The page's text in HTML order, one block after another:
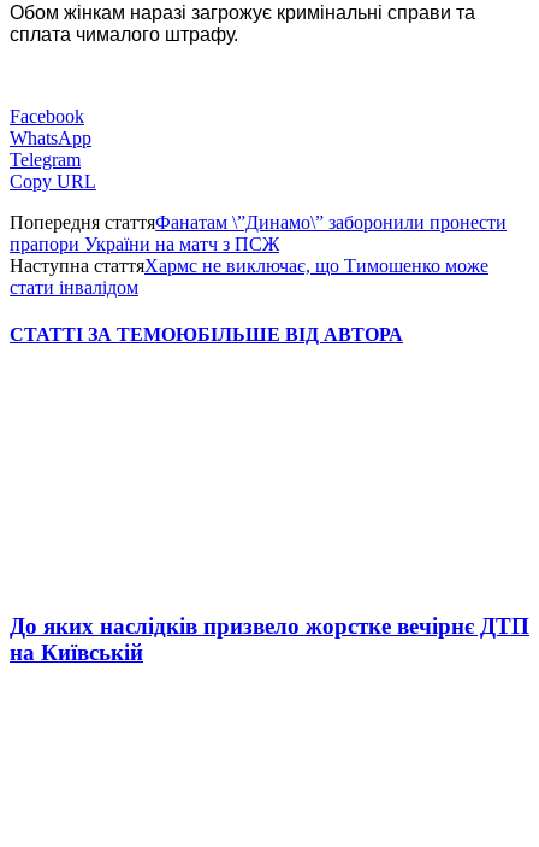
Обом жінкам наразі загрожує кримінальні справи та
сплата чималого штрафу.
Facebook
WhatsApp
Telegram
Copy URL
Попередня статтяФанатам \”Динамо\” заборонили пронести
прапори України на матч з ПСЖ
Наступна статтяХармс не виключає, що Тимошенко може
стати інвалідом
СТАТТІ ЗА ТЕМОЮБІЛЬШЕ ВІД АВТОРА
До яких наслідків призвело жорстке вечірнє ДТП
на Київській